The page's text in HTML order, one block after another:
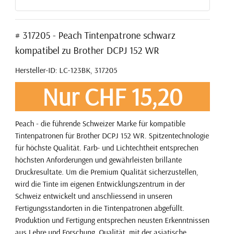
# 317205 - Peach Tintenpatrone schwarz
kompatibel zu Brother DCPJ 152 WR
Hersteller-ID: LC-123BK, 317205
Nur CHF 15,20
Peach - die führende Schweizer Marke für kompatible
Tintenpatronen für Brother DCPJ 152 WR. Spitzentechnologie
für höchste Qualität. Farb- und Lichtechtheit entsprechen
höchsten Anforderungen und gewährleisten brillante
Druckresultate. Um die Premium Qualität sicherzustellen,
wird die Tinte im eigenen Entwicklungszentrum in der
Schweiz entwickelt und anschliessend in unseren
Fertigungsstandorten in die Tintenpatronen abgefüllt.
Produktion und Fertigung entsprechen neusten Erkenntnissen
aus Lehre und Forschung. Qualität, mit der asiatische